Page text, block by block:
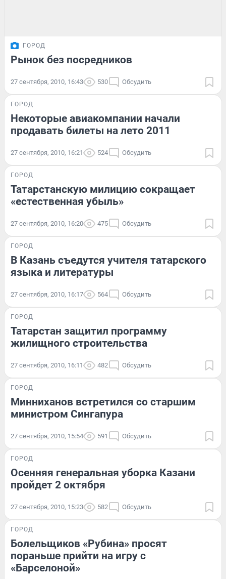
ГОРОД
Рынок без посредников
27 сентября, 2010, 16:43 530 Обсудить
ГОРОД
Некоторые авиакомпании начали
продавать билеты на лето 2011
27 сентября, 2010, 16:21 524 Обсудить
ГОРОД
Татарстанскую милицию сокращает
«естественная убыль»
27 сентября, 2010, 16:20 475 Обсудить
ГОРОД
В Казань съедутся учителя татарского
языка и литературы
27 сентября, 2010, 16:17 564 Обсудить
ГОРОД
Татарстан защитил программу
жилищного строительства
27 сентября, 2010, 16:11 482 Обсудить
ГОРОД
Минниханов встретился со старшим
министром Сингапура
27 сентября, 2010, 15:54 591 Обсудить
ГОРОД
Осенняя генеральная уборка Казани
пройдет 2 октября
27 сентября, 2010, 15:23 582 Обсудить
ГОРОД
Болельщиков «Рубина» просят
пораньше прийти на игру с
«Барселоной»